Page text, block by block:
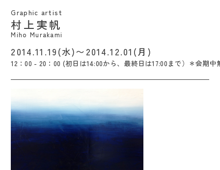
Graphic artist
村上実帆
Miho Murakami
2014.11.19(水)〜2014.12.01(月)
12：00 - 20：00 (初日は14:00から、最終日は17:00まで）＊会期中